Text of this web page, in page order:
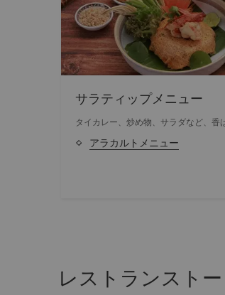
サラティップメニュー
タイカレー、炒め物、サラダなど、香
アラカルトメニュー
レストランスト